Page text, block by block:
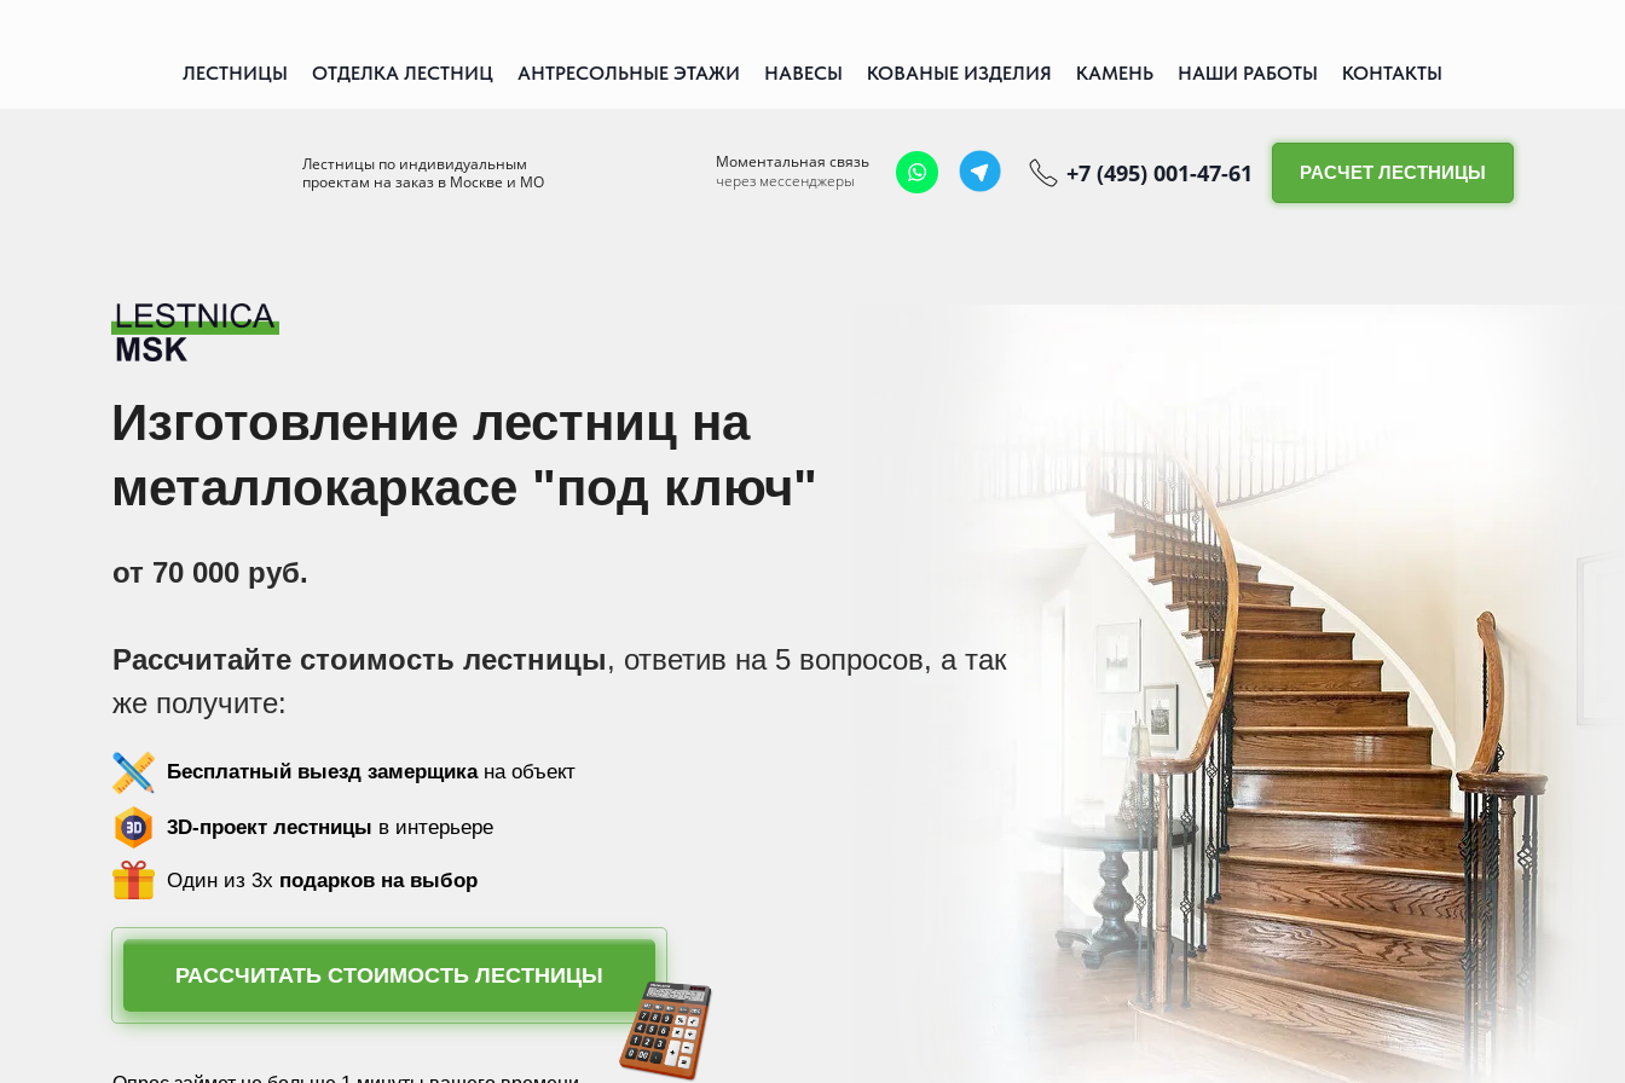
ЛЕСТНИЦЫ ОТДЕЛКА ЛЕСТНИЦ АНТРЕСОЛЬНЫЕ ЭТАЖИ НАВЕСЫ КОВАНЫЕ ИЗДЕЛИЯ КАМЕНЬ НАШИ РАБОТЫ КОНТАКТЫ
Изготовление лестниц на
металлокаркасе "под ключ"
от 70 000 руб.
Рассчитайте стоимость лестницы, ответив на 5 вопросов, а так
же получите:
РАССЧИТАТЬ СТОИМОСТЬ ЛЕСТНИЦЫ
Лестницы по индивидуальным
проектам на заказ в Москве и МО
Моментальная связь
через мессенджеры
РАСЧЕТ ЛЕСТНИЦЫ
Бесплатный выезд замерщикана объект
3D-проект лестницы в интерьере
Один из 3х подарков на выбор
+7 (495) 001-47-61